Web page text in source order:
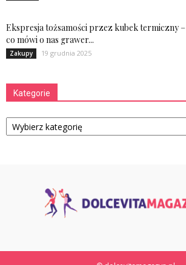
Ekspresja tożsamości przez kubek termiczny –
co mówi o nas grawer...
Zakupy 19 grudnia 2025
Kategorie
Kategorie